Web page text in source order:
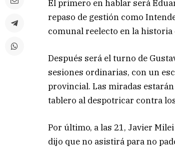
El primero en hablar será
repaso de gestión como
comunal reelecto en la historia
Después será el turno de
sesiones ordinarias, con un
provincial. Las miradas
tablero al despotricar contra
Por último, a las 21, Javier
dijo que no asistirá para no